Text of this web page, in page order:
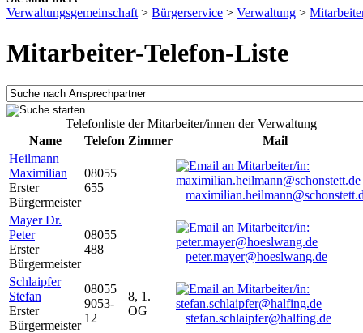
Verwaltungsgemeinschaft > Bürgerservice > Verwaltung >
Mitarbeiter-Telefon-Liste
Telefonliste der Mitarbeiter/innen der Verwaltung
Name
Telefon Zimmer
Mail
Heilmann
Maximilian
Erster
Bürgermeister
08055
655
Mayer Dr.
Peter
Erster
Bürgermeister
08055
488
peter.mayer@hoeslwang.de
Schlaipfer
Stefan
Erster
Bürgermeister
08055
9053-
12
8, 1.
OG
stefan.schlaipfer@halfing.de